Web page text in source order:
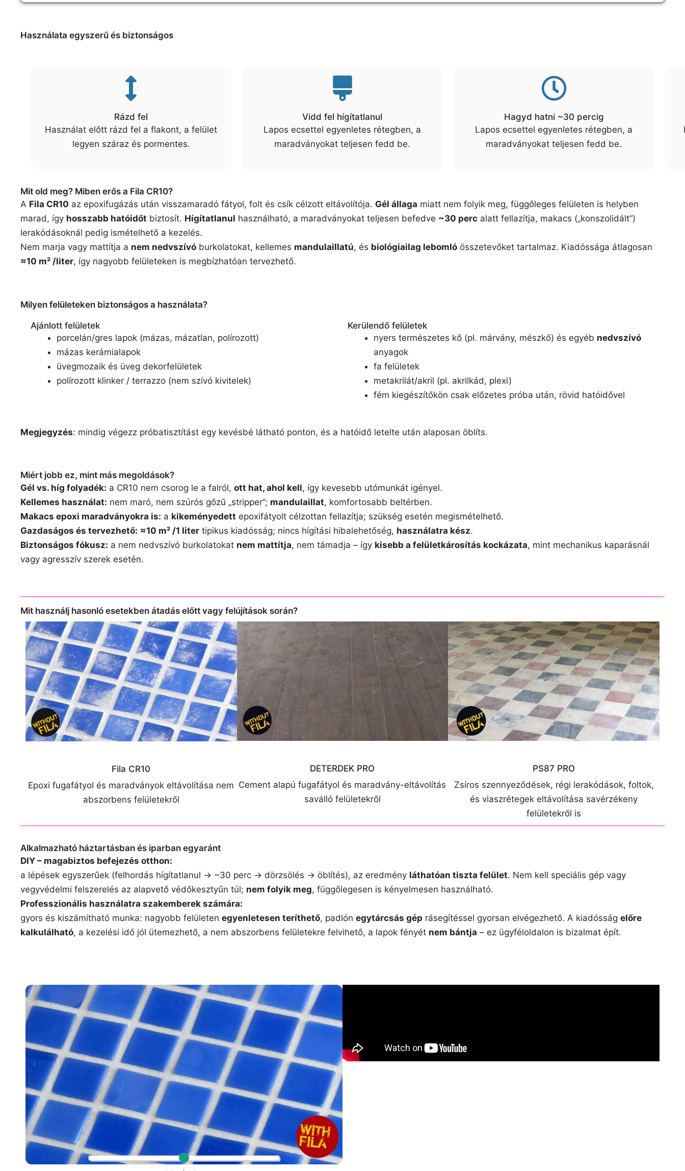
Használata egyszerű és biztonságos
Rázd fel
Használat előtt rázd fel a flakont, a felület
legyen száraz és pormentes.
Vidd fel hígítatlanul
Lapos ecsettel egyenletes rétegben, a
maradványokat teljesen fedd be.
Hagyd hatni ~30 percig
Lapos ecsettel egyenletes rétegben, a
maradványokat teljesen fedd be.
Mit old meg? Miben erős a Fila CR10?
A Fila CR10 az epoxifugázás után visszamaradó fátyol, folt és csík célzott eltávolítója. Gél állaga miatt nem folyik meg, függőleges felületen is helyben
marad, így hosszabb hatóidőt biztosít. Hígítatlanul használható, a maradványokat teljesen befedve ~30 perc alatt fellazítja, makacs („konszolidált”)
lerakódásoknál pedig ismételhető a kezelés.
Nem marja vagy mattítja a nem nedvszívó burkolatokat, kellemes mandulaillatú, és biológiailag lebomló összetevőket tartalmaz. Kiadóssága átlagosan
≈10 m² /liter, így nagyobb felületeken is megbízhatóan tervezhető.
Milyen felületeken biztonságos a használata?
Ajánlott felületek
porcelán/gres lapok (mázas, mázatlan, polírozott)
mázas kerámialapok
üvegmozaik és üveg dekorfelületek
polírozott klinker / terrazzo (nem szívó kivitelek)
Kerülendő felületek
nyers természetes kő (pl. márvány, mészkő) és egyéb nedvszívó
anyagok
fa felületek
metakrilát/akril (pl. akrilkád, plexi)
fém kiegészítőkön csak előzetes próba után, rövid hatóidővel
Megjegyzés: mindig végezz próbatisztítást egy kevésbé látható ponton, és a hatóidő letelte után alaposan öblíts.
Miért jobb ez, mint más megoldások?
Gél vs. híg folyadék: a CR10 nem csorog le a falról, ott hat, ahol kell, így kevesebb utómunkát igényel.
Kellemes használat: nem maró, nem szúrós gőzű „stripper”; mandulaillat, komfortosabb beltérben.
Makacs epoxi maradványokra is: a kikeményedett epoxifátyolt célzottan fellazítja; szükség esetén megismételhető.
Gazdaságos és tervezhető: ≈10 m² /1 liter tipikus kiadósság; nincs hígítási hibalehetőség, használatra kész.
Biztonságos fókusz: a nem nedvszívó burkolatokat nem mattítja, nem támadja – így kisebb a felületkárosítás kockázata, mint mechanikus kaparásnál
vagy agresszív szerek esetén.
Mit használj hasonló esetekben átadás előtt vagy felújítások során?
Fila CR10
Epoxi fugafátyol és maradványok eltávolítása nem
abszorbens felületekről
DETERDEK PRO
Cement alapú fugafátyol és maradvány-eltávolítás
saválló felületekről
PS87 PRO
Zsíros szennyeződések, régi lerakódások, foltok,
és viaszrétegek eltávolítása savérzékeny
felületekről is
Alkalmazható háztartásban és iparban egyaránt
DIY – magabiztos befejezés otthon:
a lépések egyszerűek (felhordás hígítatlanul → ~30 perc → dörzsölés → öblítés), az eredmény láthatóan tiszta felület. Nem kell speciális gép vagy
vegyvédelmi felszerelés az alapvető védőkesztyűn túl; nem folyik meg, függőlegesen is kényelmesen használható.
Professzionális használatra szakemberek számára:
gyors és kiszámítható munka: nagyobb felületen egyenletesen teríthető, padlón egytárcsás gép rásegítéssel gyorsan elvégezhető. A kiadósság előre
kalkulálható, a kezelési idő jól ütemezhető, a nem abszorbens felületekre felvihető, a lapok fényét nem bántja – ez ügyféloldalon is bizalmat épít.